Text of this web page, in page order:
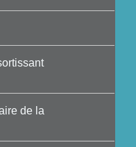
de la